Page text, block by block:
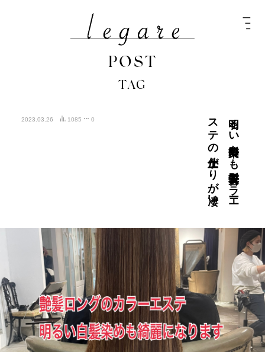
POST
TAG
2023.03.26 1085 0 明る
い
白髪染め
も
髪質改善カ
ラ
ーエ
ス
テ
の
仕上が
り
が
凄い